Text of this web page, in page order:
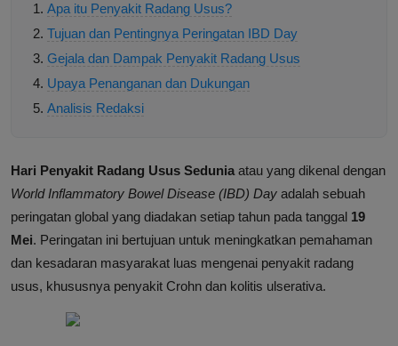
Apa itu Penyakit Radang Usus?
Tujuan dan Pentingnya Peringatan IBD Day
Gejala dan Dampak Penyakit Radang Usus
Upaya Penanganan dan Dukungan
Analisis Redaksi
Hari Penyakit Radang Usus Seduniaatau yang dikenal dengan
World Inflammatory Bowel Disease (IBD) Day adalah sebuah
peringatan global yang diadakan setiap tahun pada tanggal 19
Mei. Peringatan ini bertujuan untuk meningkatkan pemahaman
dan kesadaran masyarakat luas mengenai penyakit radang
usus, khususnya penyakit Crohn dan kolitis ulserativa.